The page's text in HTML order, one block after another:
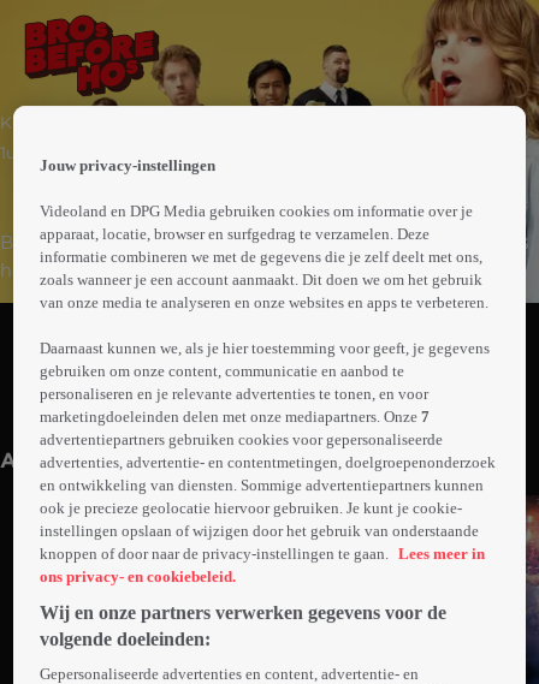
Komedie
1uur24min
Blowen, zuipen en zoveel mogelijk chicks regelen: dat is
het leven van videotheekmedewerker Max en zijn
geadopteerde broer en tevens beste vriend, Jules.
relatie, want dat is te veel gezeik. Ze leven het leven
waar elke man van droomt, totdat ze allebei verliefd
worden op Anna.
Abonneren op Videoland
Meer
info
Anderen kijken ook
Jouw privacy-instellingen
Videoland en DPG Media gebruiken cookies om informatie over je
apparaat, locatie, browser en surfgedrag te verzamelen. Deze
informatie combineren we met de gegevens die je zelf deelt met ons,
zoals wanneer je een account aanmaakt. Dit doen we om het gebruik
van onze media te analyseren en onze websites en apps te verbeteren.
Daarnaast kunnen we, als je hier toestemming voor geeft, je gegevens
gebruiken om onze content, communicatie en aanbod te
personaliseren en je relevante advertenties te tonen, en voor
marketingdoeleinden delen met onze mediapartners. Onze7
advertentiepartners gebruiken cookies voor gepersonaliseerde
advertenties, advertentie- en contentmetingen, doelgroepenonderzoek
en ontwikkeling van diensten. Sommige advertentiepartners kunnen
ook je precieze geolocatie hiervoor gebruiken. Je kunt je cookie-
instellingen opslaan of wijzigen door het gebruik van onderstaande
knoppen of door naar de privacy-instellingen te gaan.
Lees meer in
ons privacy- en cookiebeleid.
Wij en onze partners verwerken gegevens voor de
volgende doeleinden:
Gepersonaliseerde advertenties en content, advertentie- en